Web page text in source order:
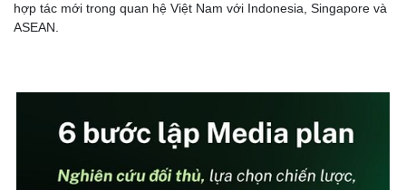
hợp tác mới trong quan hệ Việt Nam với Indonesia, Singapore và
ASEAN.